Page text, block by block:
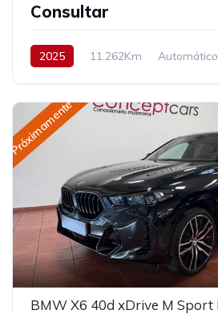
Consultar
2025 11.262Km Automático
Próximamente